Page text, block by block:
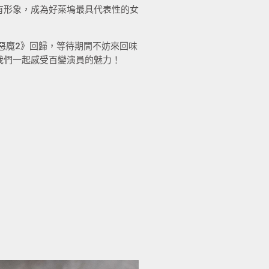
象，成為好萊塢最具代表性的女
魔2》回歸，等待期間不妨來回味
一起感受百變演員的魅力！